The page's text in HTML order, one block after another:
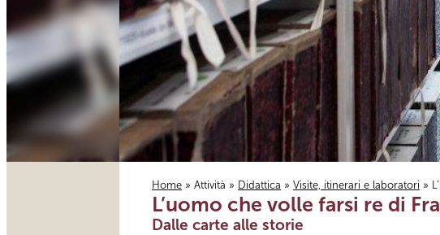
Tu sei qui
Home » Attività » Didattica » Visite, itinerari e laboratori »
L’uomo che volle farsi re di
Dalle carte alle storie